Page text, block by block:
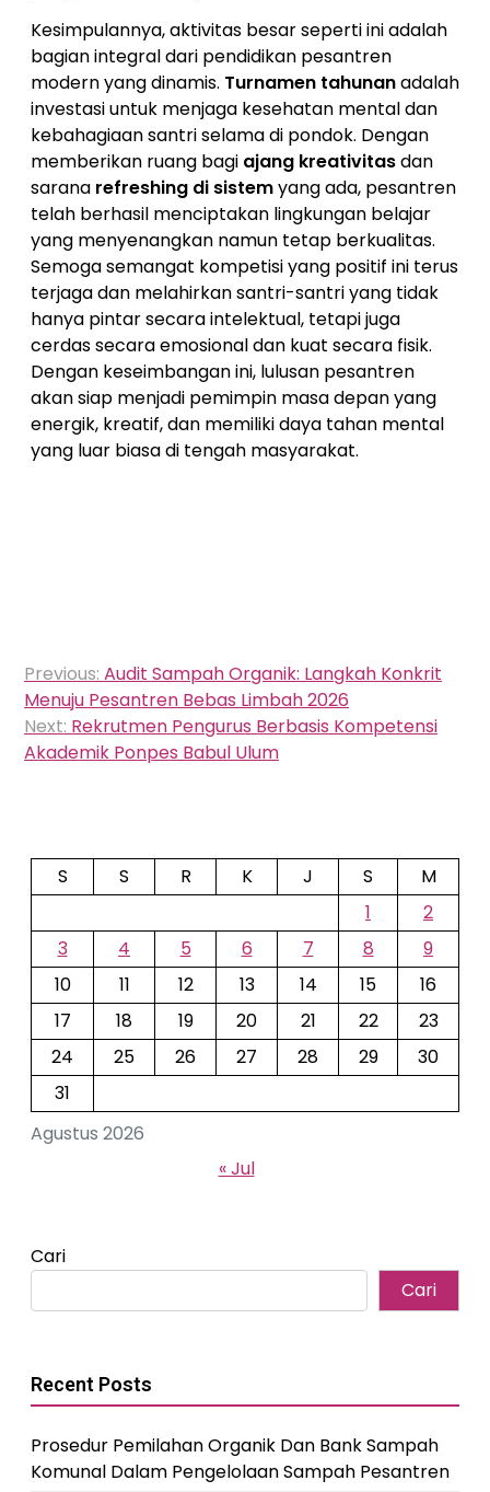
Kesimpulannya, aktivitas besar seperti ini adalah
bagian integral dari pendidikan pesantren
modern yang dinamis. Turnamen tahunanadalah
investasi untuk menjaga kesehatan mental dan
kebahagiaan santri selama di pondok. Dengan
memberikan ruang bagi ajang kreativitasdan
sarana refreshing di sistemyang ada, pesantren
telah berhasil menciptakan lingkungan belajar
yang menyenangkan namun tetap berkualitas.
Semoga semangat kompetisi yang positif ini terus
terjaga dan melahirkan santri-santri yang tidak
hanya pintar secara intelektual, tetapi juga
cerdas secara emosional dan kuat secara fisik.
Dengan keseimbangan ini, lulusan pesantren
akan siap menjadi pemimpin masa depan yang
energik, kreatif, dan memiliki daya tahan mental
yang luar biasa di tengah masyarakat.
Navigasi
pos
Previous: Audit Sampah Organik: Langkah Konkrit
Menuju Pesantren Bebas Limbah 2026
Next: Rekrutmen Pengurus Berbasis Kompetensi
Akademik Ponpes Babul Ulum
Agustus 2026
S S R K J S
M
1
2
3
4 5 6 7 8
9
10
11 12 13 14 15
16
17
18 19 20 21 22
23
24
25 26 27 28 29
30
31
« Jul
Cari
Cari
Recent Posts
Prosedur Pemilahan Organik Dan Bank Sampah
Komunal Dalam Pengelolaan Sampah Pesantren